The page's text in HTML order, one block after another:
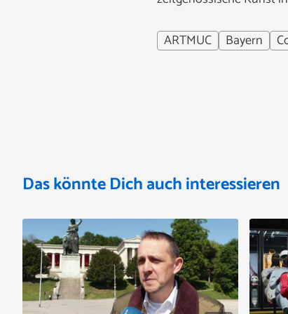
ARTMUC
Bayern
Das könnte Dich auch interessieren